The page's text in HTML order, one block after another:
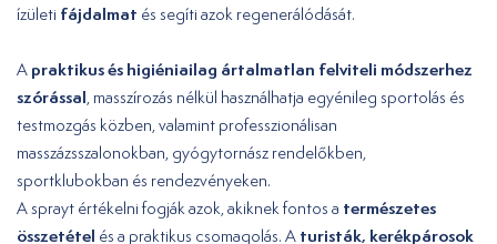
ízületi fájdalmat és segíti azok regenerálódását.
A praktikus és higiéniailag ártalmatlan felviteli módszerhez
szórással , masszírozás nélkül használhatja egyénileg sportolás és
testmozgás közben, valamint professzionálisan
masszázsszalonokban, gyógytornász rendelőkben,
sportklubokban és rendezvényeken.
A sprayt értékelni fogják azok, akiknek fontos a természetes
összetétel és a praktikus csomagolás. A turisták, kerékpárosok